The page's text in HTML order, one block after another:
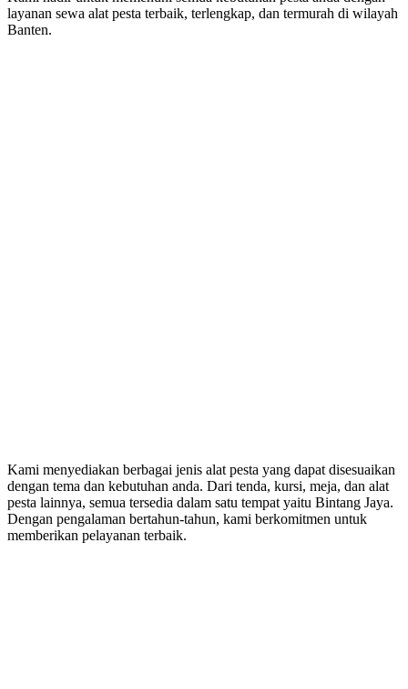
layanan sewa alat pesta terbaik, terlengkap, dan termurah di wilayah
Banten.
Kami menyediakan berbagai jenis alat pesta yang dapat disesuaikan
dengan tema dan kebutuhan anda. Dari tenda, kursi, meja, dan alat
pesta lainnya, semua tersedia dalam satu tempat yaitu Bintang Jaya.
Dengan pengalaman bertahun-tahun, kami berkomitmen untuk
memberikan pelayanan terbaik.